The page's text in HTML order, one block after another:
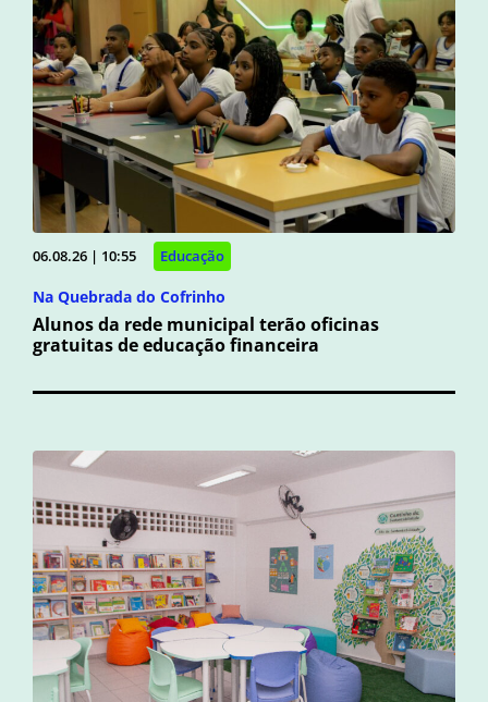
06.08.26 | 10:55 Educação
Na Quebrada do Cofrinho
Alunos da rede municipal terão oficinas
gratuitas de educação financeira